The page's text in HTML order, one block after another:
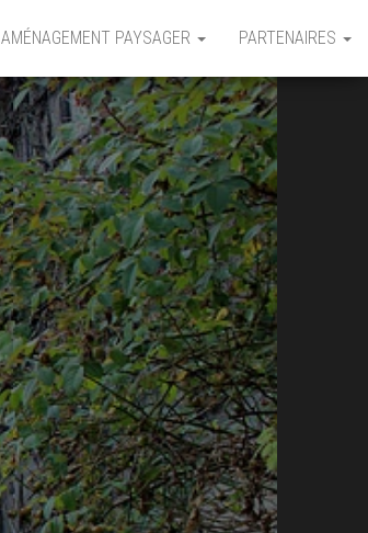
AMÉNAGEMENT PAYSAGER PARTENAIRES